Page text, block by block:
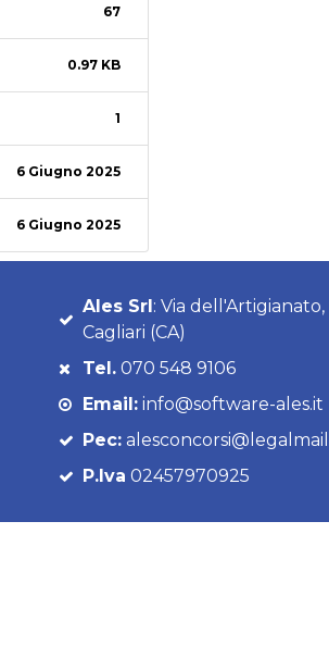
67
0.97 KB
1
6 Giugno 2025
6 Giugno 2025
Ales Srl: Via dell'Artigianato,
Cagliari (CA)
Tel. 070 548 9106
Email: info@software-ales.it
Pec:
P.Iva 02457970925